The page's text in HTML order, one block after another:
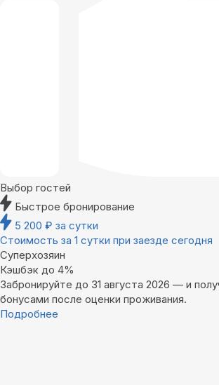
Выбор гостей
Быстрое бронирование
5 200 ₽ за сутки
Стоимость за 1 сутки при заезде сегодня
Суперхозяин
Кэшбэк до 4%
Забронируйте до 31 августа 2026 — и
бонусами после оценки проживания.
Подробнее